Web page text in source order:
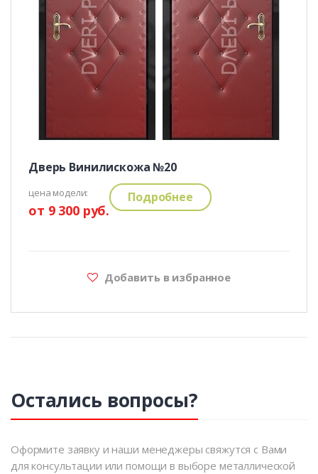
Дверь Винилискожа №20
цена модели:
от 9 300 руб.
Подробнее
Добавить в избранное
Остались вопросы?
Оформите заявку и наши менеджеры свяжутся с Вами
для консультации или помощи в выборе металлической